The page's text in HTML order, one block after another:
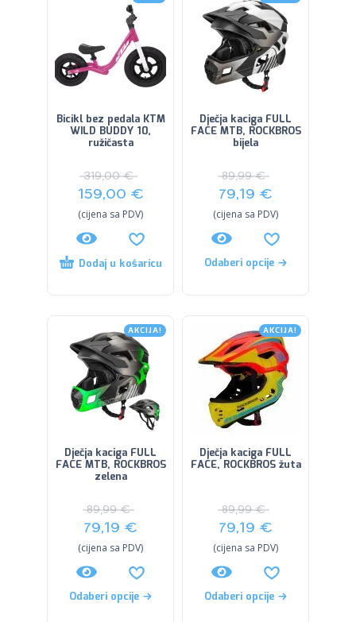
Bicikl bez pedala KTM
WILD BUDDY 10,
ružičasta
319,00€
159,00 €
(cijena sa PDV)
Dodaj u košaricu
Dječja kaciga FULL
FACE MTB, ROCKBROS
bijela
89,99€
79,19 €
(cijena sa PDV)
Odaberi opcije
AKCIJA!
Dječja kaciga FULL
FACE MTB, ROCKBROS
zelena
89,99€
79,19 €
(cijena sa PDV)
Odaberi opcije
AKCIJA!
Dječja kaciga FULL
FACE, ROCKBROS žuta
89,99€
79,19 €
(cijena sa PDV)
Odaberi opcije